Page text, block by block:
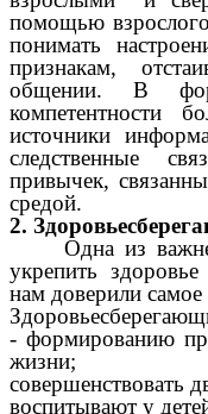
помощью
понимать
признакам,
общении. В
компетентности
источники
следственные
привычек,
средой.
2.
Одна из
укрепить
нам доверили
- формированию
жизни;
совершенствовать
воспитывают у